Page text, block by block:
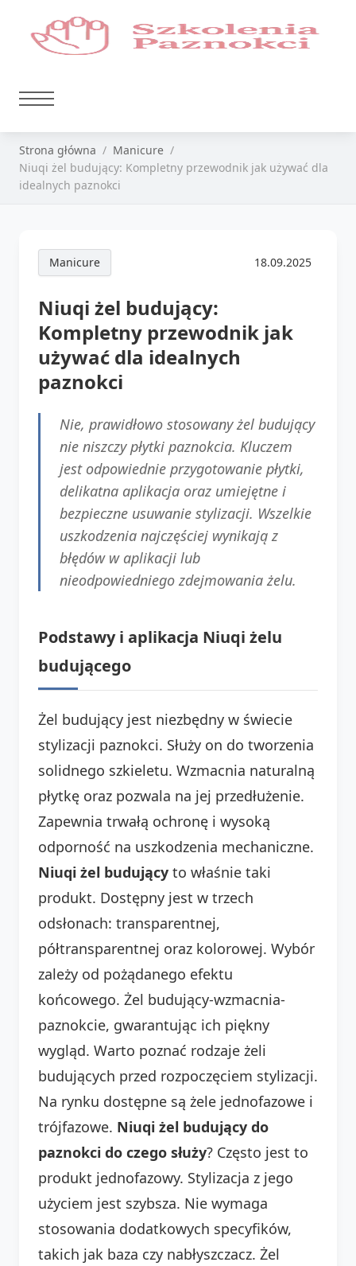
Strona główna
Manicure
Niuqi żel budujący: Kompletny przewodnik jak używać dla
idealnych paznokci
Manicure 18.09.2025
Niuqi żel budujący:
Kompletny przewodnik jak
używać dla idealnych
paznokci
Nie, prawidłowo stosowany żel budujący
nie niszczy płytki paznokcia. Kluczem
jest odpowiednie przygotowanie płytki,
delikatna aplikacja oraz umiejętne i
bezpieczne usuwanie stylizacji. Wszelkie
uszkodzenia najczęściej wynikają z
błędów w aplikacji lub
nieodpowiedniego zdejmowania żelu.
Podstawy i aplikacja Niuqi żelu
budującego
Żel budujący jest niezbędny w świecie
stylizacji paznokci. Służy on do tworzenia
solidnego szkieletu. Wzmacnia naturalną
płytkę oraz pozwala na jej przedłużenie.
Zapewnia trwałą ochronę i wysoką
odporność na uszkodzenia mechaniczne.
Niuqi żel budujący to właśnie taki
produkt. Dostępny jest w trzech
odsłonach: transparentnej,
półtransparentnej oraz kolorowej. Wybór
zależy od pożądanego efektu
końcowego. Żel budujący-wzmacnia-
paznokcie, gwarantując ich piękny
wygląd. Warto poznać rodzaje żeli
budujących przed rozpoczęciem stylizacji.
Na rynku dostępne są żele jednofazowe i
trójfazowe. Niuqi żel budujący do
paznokci do czego służy? Często jest to
produkt jednofazowy. Stylizacja z jego
użyciem jest szybsza. Nie wymaga
stosowania dodatkowych specyfików,
takich jak baza czy nabłyszczacz. Żel